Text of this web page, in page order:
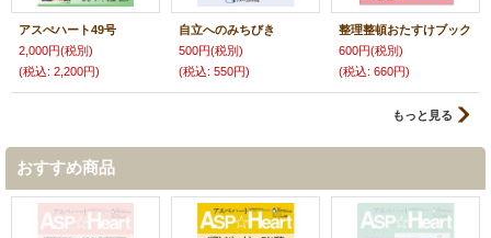
アスぺハート49号
2,000円(税別)
(税込: 2,200円)
自立へのみちびき
500円(税別)
(税込: 550円)
整理整頓おたすけブック
600円(税別)
(税込: 660円)
もっと見る
おすすめ商品